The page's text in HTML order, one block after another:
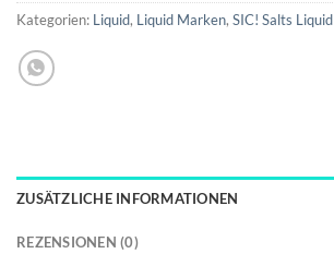
Kategorien: Liquid, Liquid Marken, SIC! Salts Liquid
ZUSÄTZLICHE INFORMATIONEN
REZENSIONEN (0)